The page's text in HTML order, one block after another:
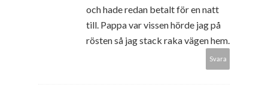
och hade redan betalt för en natt
till. Pappa var vissen hörde jag på
rösten så jag stack raka vägen hem.
Svara